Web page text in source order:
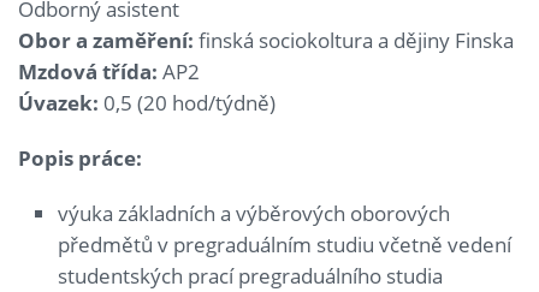
Odborný asistent
Obor a zaměření: finská sociokoltura a dějiny Finska
Mzdová třída: AP2
Úvazek: 0,5 (20 hod/týdně)
Popis práce:
výuka základních a výběrových oborových
předmětů v pregraduálním studiu včetně vedení
studentských prací pregraduálního studia